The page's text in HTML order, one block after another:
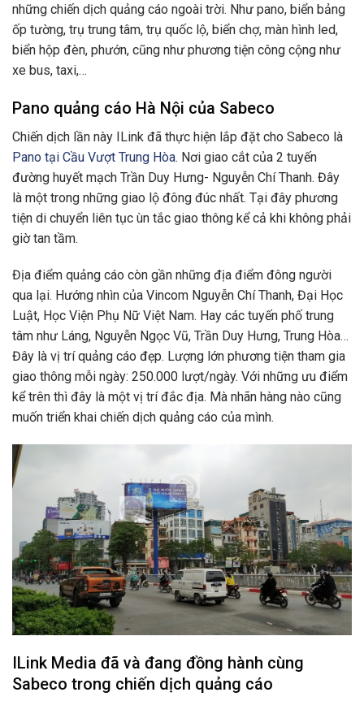
những chiến dịch quảng cáo ngoài trời. Như pano, biển bảng
ốp tường, trụ trung tâm, trụ quốc lộ, biển chợ, màn hình led,
biển hộp đèn, phướn, cũng như phương tiện công cộng như
xe bus, taxi,…
Pano quảng cáo Hà Nội của Sabeco
Chiến dịch lần này ILink đã thực hiện lắp đặt cho Sabeco là
Pano tại Cầu Vượt Trung Hòa. Nơi giao cắt của 2 tuyến
đường huyết mạch Trần Duy Hưng- Nguyễn Chí Thanh. Đây
là một trong những giao lộ đông đúc nhất. Tại đây phương
tiện di chuyển liên tục ùn tắc giao thông kể cả khi không phải
giờ tan tầm.
Địa điểm quảng cáo còn gần những địa điểm đông người
qua lại. Hướng nhìn của Vincom Nguyễn Chí Thanh, Đại Học
Luật, Học Viện Phụ Nữ Việt Nam. Hay các tuyến phố trung
tâm như Láng, Nguyễn Ngọc Vũ, Trần Duy Hưng, Trung Hòa…
Đây là vị trí quảng cáo đẹp. Lượng lớn phương tiện tham gia
giao thông mỗi ngày: 250.000 lượt/ngày. Với những ưu điểm
kể trên thì đây là một vị trí đắc địa. Mà nhãn hàng nào cũng
muốn triển khai chiến dịch quảng cáo của mình.
ILink Media đã và đang đồng hành cùng
Sabeco trong chiến dịch quảng cáo